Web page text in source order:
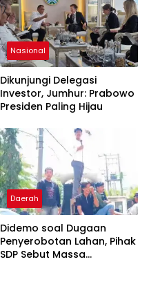
Nasional
Dikunjungi Delegasi
Investor, Jumhur: Prabowo
Presiden Paling Hijau
Daerah
Didemo soal Dugaan
Penyerobotan Lahan, Pihak
SDP Sebut Massa